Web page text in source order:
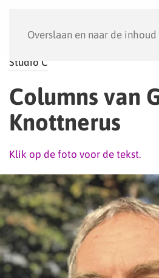
Overslaan en naar de inhoud
Studio C
Columns van
Knottnerus
Klik op de foto voor de tekst.